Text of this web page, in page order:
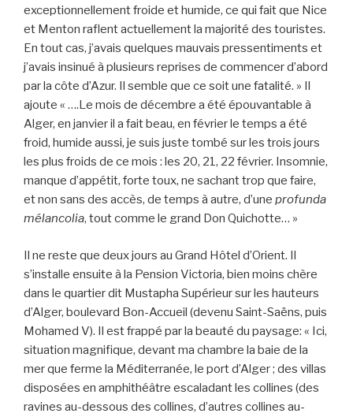
exceptionnellement froide et humide, ce qui fait que Nice
et Menton raflent actuellement la majorité des touristes.
En tout cas, j’avais quelques mauvais pressentiments et
j’avais insinué à plusieurs reprises de commencer d’abord
par la côte d’Azur. Il semble que ce soit une fatalité. » Il
ajoute « ….Le mois de décembre a été épouvantable à
Alger, en janvier il a fait beau, en février le temps a été
froid, humide aussi, je suis juste tombé sur les trois jours
les plus froids de ce mois : les 20, 21, 22 février. Insomnie,
manque d’appétit, forte toux, ne sachant trop que faire,
et non sans des accès, de temps à autre, d’une profunda
mélancolia, tout comme le grand Don Quichotte… »
Il ne reste que deux jours au Grand Hôtel d’Orient. Il
s’installe ensuite à la Pension Victoria, bien moins chère
dans le quartier dit Mustapha Supérieur sur les hauteurs
d’Alger, boulevard Bon-Accueil (devenu Saint-Saëns, puis
Mohamed V). Il est frappé par la beauté du paysage: « Ici,
situation magnifique, devant ma chambre la baie de la
mer que ferme la Méditerranée, le port d’Alger ; des villas
disposées en amphithéâtre escaladant les collines (des
ravines au-dessous des collines, d’autres collines au-